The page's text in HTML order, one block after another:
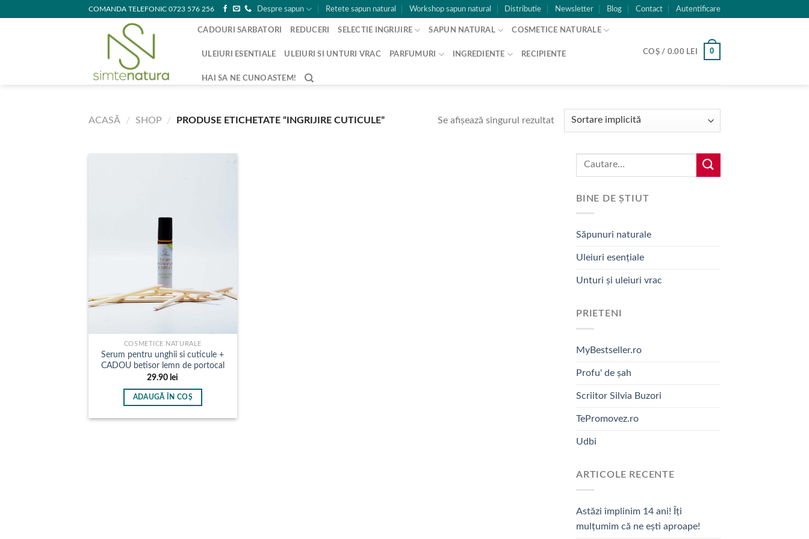
COMANDA TELEFONIC 0723 576 256 Despre sapun Retete sapun natural Workshop sapun natural Distributie Newsletter Blog Contact Autentificare
CADOURI SARBATORI REDUCERI SELECTIE INGRIJIRE SAPUN NATURAL COSMETICE NATURALE
ULEIURI ESENTIALE ULEIURI SI UNTURI VRAC PARFUMURI INGREDIENTE RECIPIENTE
HAI SA NE CUNOASTEM!
COȘ / 0.00 LEI 0
ACASĂ / SHOP / PRODUSE ETICHETATE “INGRIJIRE CUTICULE” Se afișează singurul rezultat
COSMETICE NATURALE
Serum pentru unghii si cuticule +
CADOU betisor lemn de portocal
29.90 lei
ADAUGĂ ÎN COȘ
Caută:
BINE DE ȘTIUT
Săpunuri naturale
Uleiuri esențiale
Unturi și uleiuri vrac
PRIETENI
MyBestseller.ro
Profu' de șah
Scriitor Silvia Buzori
TePromovez.ro
Udbi
ARTICOLE RECENTE
Astăzi împlinim 14 ani! Îți
mulțumim că ne ești aproape!